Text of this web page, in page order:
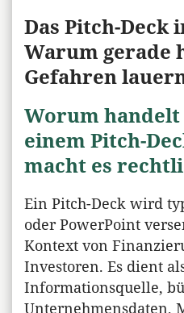
Das Pitch-Deck
Warum gerade
Gefahren
Worum handelt
einem Pitch-
macht es
Ein Pitch-Deck wird
oder PowerPoint
Kontext von
Investoren. Es dient
Informationsquelle,
Unternehmensdaten,